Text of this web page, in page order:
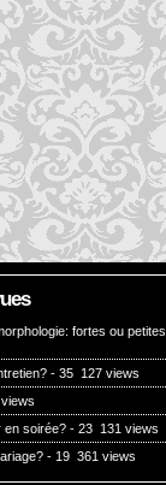
fortes ou petites
- 35 127 views
en soirée? - 23 131 views
- 19 361 views